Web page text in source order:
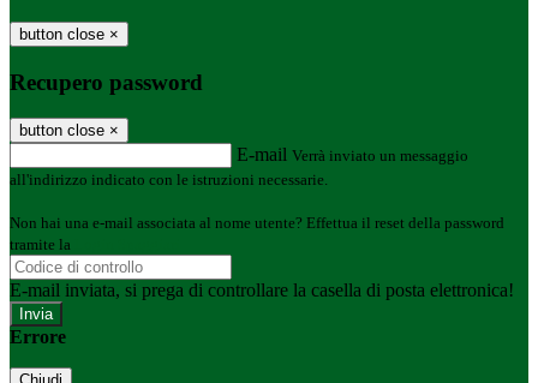
button close ×
Recupero password
button close ×
E-mail Verrà inviato un messaggio
all'indirizzo indicato con le istruzioni necessarie.
Non hai una e-mail associata al nome utente? Effettua il reset della password
tramite la
E-mail inviata, si prega di controllare la casella di posta elettronica!
Errore